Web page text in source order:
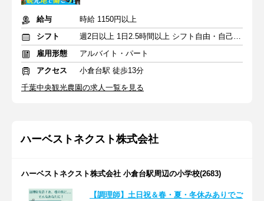
給与
時給 1150円以上
シフト
週2日以上 1日2.5時間以上 シフト自由・自己申告
雇用形態
アルバイト・パート
アクセス
小倉台駅 徒歩13分
千葉中央観光農園の求人一覧を見る
ハーベストネクスト株式会社
ハーベストネクスト株式会社 小倉台駅周辺の小学校(2683)
【調理師】土日祝＆春・夏・冬休みありでご